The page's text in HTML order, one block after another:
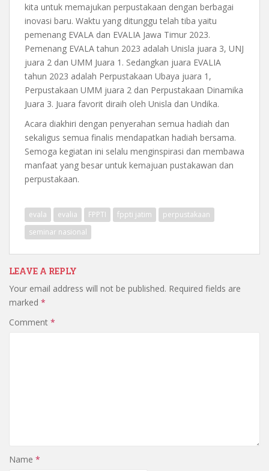
kita untuk memajukan perpustakaan dengan berbagai
inovasi baru. Waktu yang ditunggu telah tiba yaitu
pemenang EVALA dan EVALIA Jawa Timur 2023.
Pemenang EVALA tahun 2023 adalah Unisla juara 3, UNJ
juara 2 dan UMM Juara 1. Sedangkan juara EVALIA
tahun 2023 adalah Perpustakaan Ubaya juara 1,
Perpustakaan UMM juara 2 dan Perpustakaan Dinamika
Juara 3. Juara favorit diraih oleh Unisla dan Undika.
Acara diakhiri dengan penyerahan semua hadiah dan
sekaligus semua finalis mendapatkan hadiah bersama.
Semoga kegiatan ini selalu menginspirasi dan membawa
manfaat yang besar untuk kemajuan pustakawan dan
perpustakaan.
evala evalia FPPTI fppti jatim
perpustakaan
seminar nasional
LEAVE A REPLY
Your email address will not be published. Required fields are
marked *
Comment *
Name *